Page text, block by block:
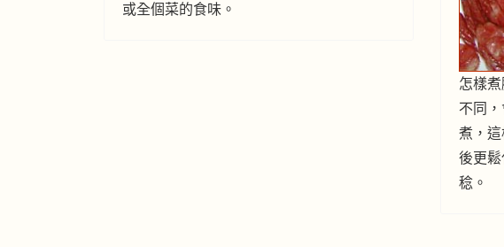
或全個菜的食味。
怎樣
不同
煮，
後更
稔。